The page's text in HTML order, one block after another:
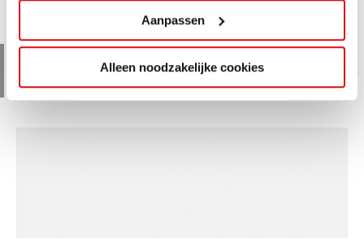
Aanpassen
Alleen noodzakelijke cookies
Wandtegel mat wit is verkrijgbaar in diverse maten.
Ongerectificeerd in 25×40 en 30×60 cm. Gerectificeerd in
de maten 30×60, 30×90, 40×120 en 60×120 cm.